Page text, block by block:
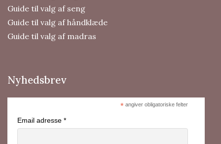
Guide til valg af seng
Guide til valg af håndklæde
Guide til valg af madras
Nyhedsbrev
*angiver obligatoriske felter
Email adresse *